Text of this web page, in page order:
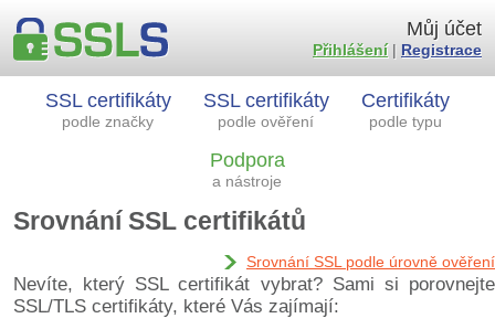
SSL certifikáty
podle značky
SSL certifikáty
podle ověření
Certifikáty
podle typu
Podpora
a nástroje
Můj účet
Přihlášení| Registrace
Srovnání SSL certifikátů
Srovnání SSL podle úrovně ověření
Nevíte, který SSL certifikát vybrat? Sami si porovnejte
SSL/TLS certifikáty, které Vás zajímají: